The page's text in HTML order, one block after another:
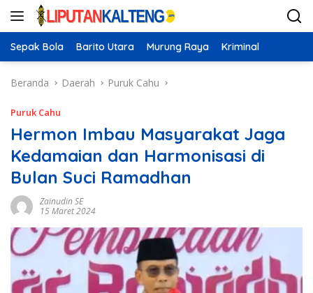
Langsung
Sepak Bola Barito Utara Murung Raya Kriminal
Beranda Daerah Puruk Cahu
Puruk Cahu
Hermon Imbau Masyarakat Jaga
Kedamaian dan Harmonisasi di
Bulan Suci Ramadhan
Zainudin SE
15 Maret 2024